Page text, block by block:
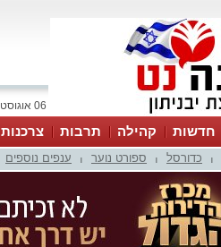
06 אוגוסט 2026 / 03:40
חדשות קהילה תרבות צרכנות
כדורסל ספורט נוער ענפים נוספים